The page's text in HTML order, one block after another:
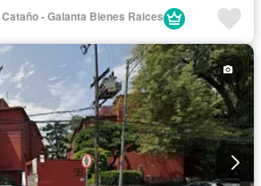
- Galanta Bienes Raices